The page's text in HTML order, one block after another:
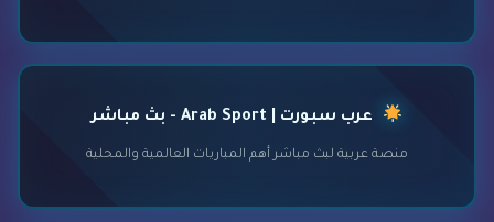
عرب سبورت | Arab Sport - بث مباشر
منصة عربية لبث مباشر أهم المباريات العالمية والمحلية